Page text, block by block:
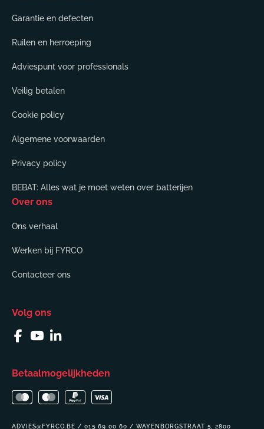
Garantie en defecten
Ruilen en herroeping
Adviespunt voor professionals
Veilig betalen
Cookie policy
Algemene voorwaarden
Privacy policy
BEBAT: Alles wat je moet weten over batterijen
Over ons
Ons verhaal
Werken bij FYRCO
Contacteer ons
Volg ons
Facebook
YouTubeLinkedin
Betaalmogelijkheden
ADVIES@FYRCO.BE / 015 69 00 60 / WAYENBORGSTRAAT 5, 2800